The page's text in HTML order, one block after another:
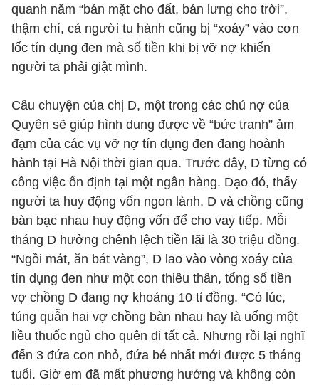
quanh năm “bán mặt cho đất, bán lưng cho trời”,
thậm chí, cả người tu hành cũng bị “xoáy” vào cơn
lốc tín dụng đen mà số tiền khi bị vỡ nợ khiến
người ta phải giật mình.
Câu chuyện của chị D, một trong các chủ nợ của
Quyên sẽ giúp hình dung được về “bức tranh” ảm
đạm của các vụ vỡ nợ tín dụng đen đang hoành
hành tại Hà Nội thời gian qua. Trước đây, D từng có
công việc ổn định tại một ngân hàng. Dạo đó, thấy
người ta huy động vốn ngon lành, D và chồng cũng
bàn bạc nhau huy động vốn để cho vay tiếp. Mỗi
tháng D hưởng chênh lệch tiền lãi là 30 triệu đồng.
“Ngồi mát, ăn bát vàng”, D lao vào vòng xoáy của
tín dụng đen như một con thiêu thân, tổng số tiền
vợ chồng D đang nợ khoảng 10 tỉ đồng. “Có lúc,
túng quẫn hai vợ chồng bàn nhau hay là uống một
liều thuốc ngủ cho quên đi tất cả. Nhưng rồi lại nghĩ
đến 3 đứa con nhỏ, đứa bé nhất mới được 5 tháng
tuổi. Giờ em đã mất phương hướng và không còn